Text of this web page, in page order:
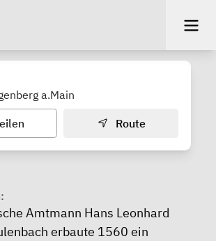
Klingenberg am Main
a.Main
Route
Amtmann Hans Leonhard
erbaute 1560 ein